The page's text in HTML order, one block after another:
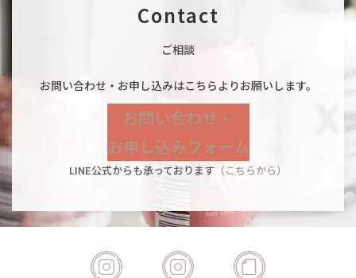
Contact
ご相談
お問い合わせ・お申し込みはこちらよりお願いします。
お問い合わせ・
お申し込みフォーム
LINE公式からも承っております （こちらから）